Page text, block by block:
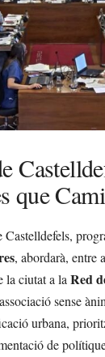
que
Castelldefels,
, abordarà, entre
la ciutat a la Red
sense
urbana,
de